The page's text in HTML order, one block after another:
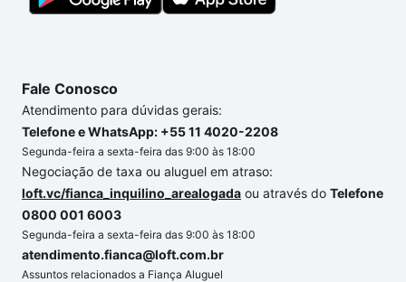
Fale Conosco
Atendimento para dúvidas gerais:
Telefone e WhatsApp: +55 11 4020-2208
Segunda-feira a sexta-feira das 9:00 às 18:00
Negociação de taxa ou aluguel em atraso:
loft.vc/fianca_inquilino_arealogada ou através do Telefone
0800 001 6003
Segunda-feira a sexta-feira das 9:00 às 18:00
atendimento.fianca@loft.com.br
Assuntos relacionados a Fiança Aluguel